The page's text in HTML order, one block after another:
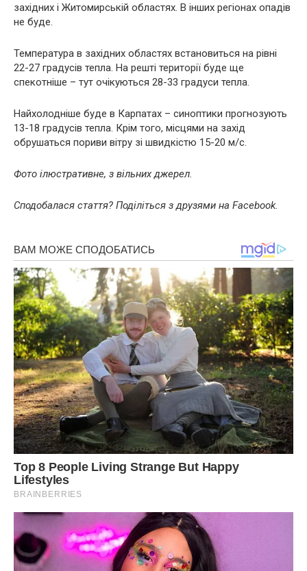
західних і Житомирській областях. В інших регіонах опадів
не буде.
Температура в західних областях встановиться на рівні
22-27 градусів тепла. На решті території буде ще
спекотніше – тут очікуються 28-33 градуси тепла.
Найхолодніше буде в Карпатах – синоптики прогнозують
13-18 градусів тепла. Крім того, місцями на захід
обрушаться пориви вітру зі швидкістю 15-20 м/с.
Фото ілюстративне, з вільних джерел.
Сподобалася стаття? Поділіться з друзями на Facebook.